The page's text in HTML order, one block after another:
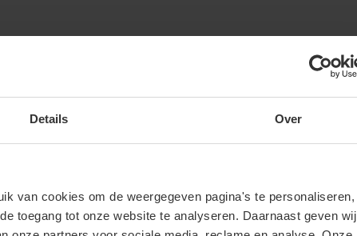
Details Over
van cookies om de weergegeven pagina's te personaliseren,
toegang tot onze website te analyseren. Daarnaast geven wij